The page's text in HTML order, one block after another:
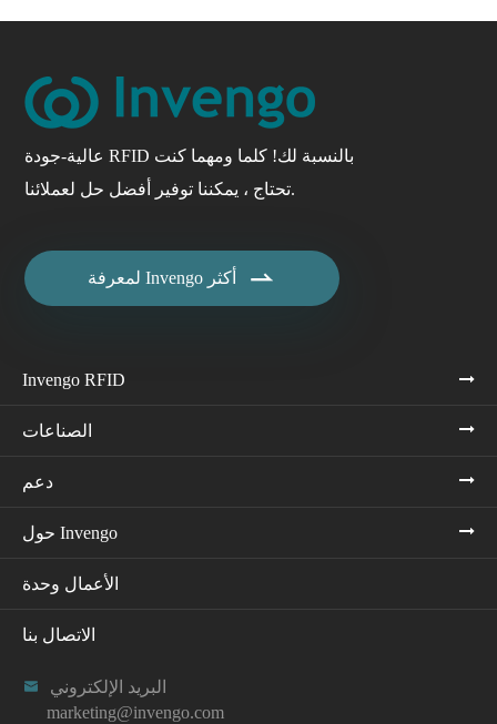
عالية-جودة RFID بالنسبة لك! كلما ومهما كنت
تحتاج ، يمكننا توفير أفضل حل لعملائنا.
لمعرفة Invengo أكثر 
Invengo RFID
الصناعات
دعم
حول Invengo
الأعمال وحدة
الاتصال بنا

البريد الإلكتروني
marketing@invengo.com